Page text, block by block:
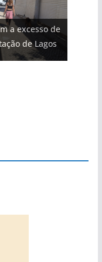
a excesso de
de Lagos